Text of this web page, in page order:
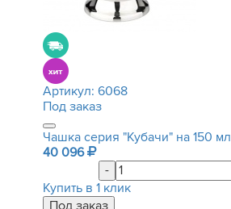
Артикул: 6068
Под заказ
Чашка серия "Кубачи" на 150 мл
40 096
-
Купить в 1 клик